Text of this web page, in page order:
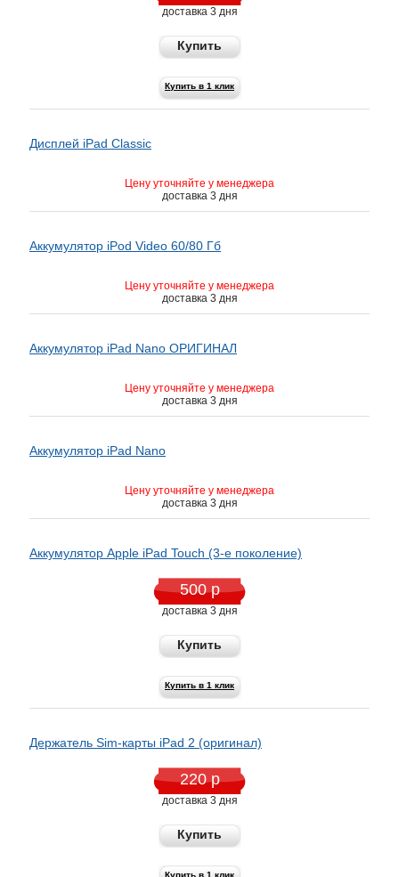
доставка 3 дня
Купить
Купить в 1 клик
Дисплей iPad Classic
Цену уточняйте у менеджера
доставка 3 дня
Аккумулятор iPod Video 60/80 Гб
Цену уточняйте у менеджера
доставка 3 дня
Аккумулятор iPаd Nano ОРИГИНАЛ
Цену уточняйте у менеджера
доставка 3 дня
Аккумулятор iPаd Nano
Цену уточняйте у менеджера
доставка 3 дня
Аккумулятор Apple iPаd Touch (3-е поколение)
500 р
доставка 3 дня
Купить
Купить в 1 клик
Держатель Sim-карты iPad 2 (оригинал)
220 р
доставка 3 дня
Купить
Купить в 1 клик